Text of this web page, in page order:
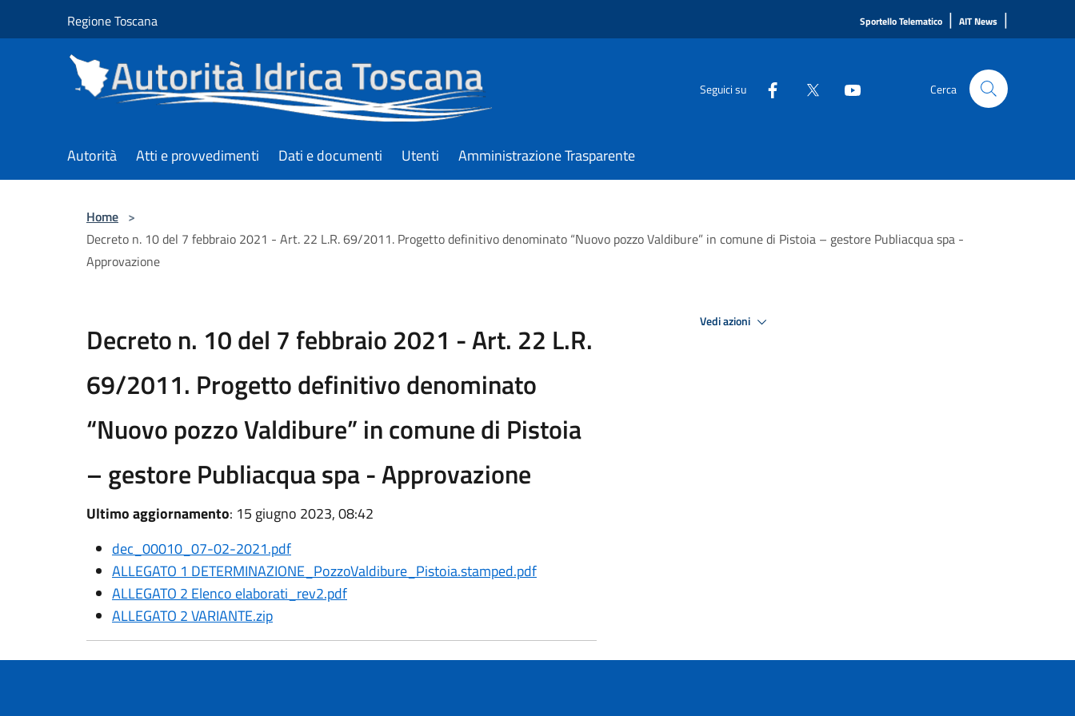
Regione Toscana Sportello Telematico | AIT News |
Seguici su Cerca
Autorità Atti e provvedimenti Dati e documenti Utenti Amministrazione Trasparente
Home >
Decreto n. 10 del 7 febbraio 2021 - Art. 22 L.R. 69/2011. Progetto definitivo denominato “Nuovo pozzo Valdibure” in comune di Pistoia – gestore Publiacqua spa -
Approvazione
Decreto n. 10 del 7 febbraio 2021 - Art. 22 L.R.
69/2011. Progetto definitivo denominato
“Nuovo pozzo Valdibure” in comune di Pistoia
– gestore Publiacqua spa - Approvazione
Ultimo aggiornamento: 15 giugno 2023, 08:42
dec_00010_07-02-2021.pdf
ALLEGATO 1 DETERMINAZIONE_PozzoValdibure_Pistoia.stamped.pdf
ALLEGATO 2 Elenco elaborati_rev2.pdf
ALLEGATO 2 VARIANTE.zip
Vedi azioni